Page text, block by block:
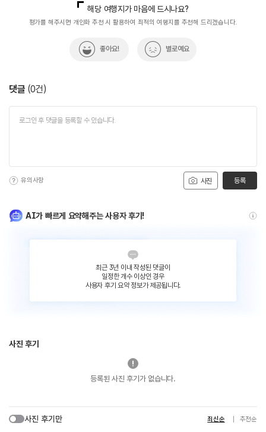
해당 여행지가 마음에 드시나요?
평가를 해주시면 개인화 추천 시 활용하여 최적의 여행지를 추천해 드리겠습니다.
좋아요! 별로예요
댓글 (0건)
사진
유의사항 등록
AI가 빠르게 요약해주는 사용자 후기!
최근 3년 이내 작성된 댓글이
일정한 개수 이상인 경우
사용자 후기 요약 정보가 제공됩니다.
사진 후기
등록된 사진 후기가 없습니다.
사진 후기만 최신순 추천순